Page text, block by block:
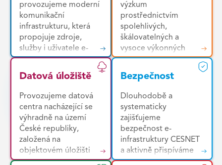
provozujeme moderní
komunikační
infrastrukturu, která
propojuje zdroje,
služby i uživatele e-
infrastruktury napříč
Českou republikou a
mezinárodním
výzkumným
prostorem. Základem
je vysoce kvalitní,
vysokorychlostní a
nízkolatenční páteřní
komunikační síť s
rozsáhlým mezinárodní
výzkum
prostřednictvím
spolehlivých,
škálovatelných a
vysoce výkonných
výpočetních služeb.
poskytujeme jednotné
prostředí pro snadný
přístup k široké škále
zdrojů – od výkonných
HPC clusterů a
cloudových platforem
až po specializované
nástroje pro analýzu
Datová úložiště
Provozujeme datová
centra nacházející se
výhradně na území
České republiky,
založená na
objektovém úložišti
Ceph. Díky
Bezpečnost
Dlouhodobě a
systematicky
zajišťujeme
bezpečnost e-
infrastruktury CESNET
a aktivně přispíváme
ke zvyšování